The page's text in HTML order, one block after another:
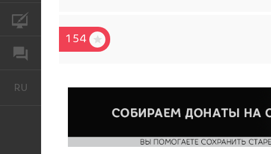
ФОРУМ
RU Русский
154